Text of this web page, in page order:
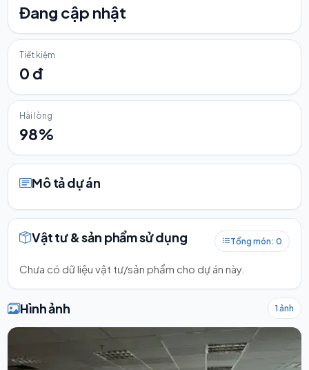
Đang cập nhật
Tiết kiệm
0 đ
Hài lòng
98%
Mô tả dự án
Vật tư & sản phẩm sử dụng Tổng món: 0
Chưa có dữ liệu vật tư/sản phẩm cho dự án này.
Hình ảnh 1 ảnh